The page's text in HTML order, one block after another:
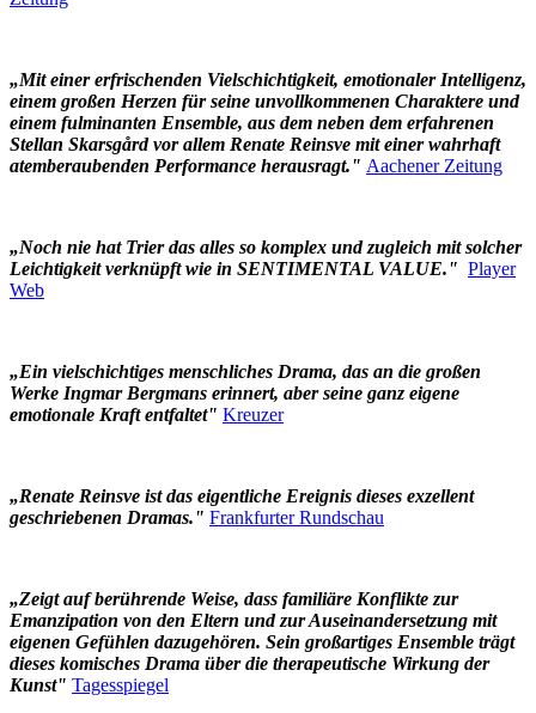
„Mit einer erfrischenden Vielschichtigkeit, emotionaler Intelligenz,
einem großen Herzen für seine unvollkommenen Charaktere und
einem fulminanten Ensemble, aus dem neben dem erfahrenen
Stellan Skarsgård vor allem Renate Reinsve mit einer wahrhaft
atemberaubenden Performance herausragt." Aachener Zeitung
„Noch nie hat Trier das alles so komplex und zugleich mit solcher
Leichtigkeit verknüpft wie in SENTIMENTAL VALUE." Player
Web
„Ein vielschichtiges menschliches Drama, das an die großen
Werke Ingmar Bergmans erinnert, aber seine ganz eigene
emotionale Kraft entfaltet" Kreuzer
„Renate Reinsve ist das eigentliche Ereignis dieses exzellent
geschriebenen Dramas." Frankfurter Rundschau
„Zeigt auf berührende Weise, dass familiäre Konflikte zur
Emanzipation von den Eltern und zur Auseinandersetzung mit
eigenen Gefühlen dazugehören. Sein großartiges Ensemble trägt
dieses komisches Drama über die therapeutische Wirkung der
Kunst" Tagesspiegel